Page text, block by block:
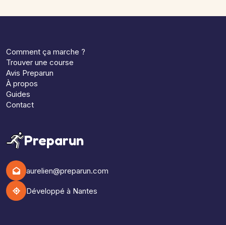
Comment ça marche ?
Trouver une course
Avis Preparun
À propos
Guides
Contact
Preparun
aurelien@preparun.com
Développé à Nantes